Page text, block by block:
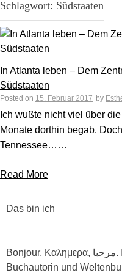
Schlagwort: Südstaaten
In Atlanta leben – Dem
Südstaaten
Posted on 15. Februar 2017 by
Ich wußte nicht viel über
Monate dorthin begab.
Tennessee……
Read More
Das bin ich
Bonjour, Καλημερα, مرحبا. Ich bin Esther, Fotografin,
Buchautorin und